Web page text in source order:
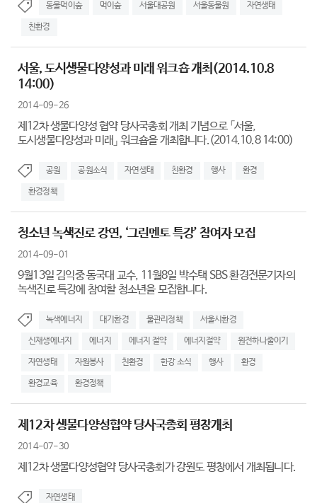
동물먹이숲 먹이숲 서울대공원 서울동물원 자연생태
친환경
서울, 도시생물다양성과 미래 워크숍 개최(2014.10.8
14:00)
2014-09-26
제12차 생물다양성 협약 당사국총회 개최 기념으로 「서울,
도시생물다양성과 미래」 워크숍을 개최합니다.(2014.10.8 14:00)
공원 공원소식 자연생태 친환경 행사 환경
환경정책
청소년 녹색진로 강연, ‘그린멘토 특강’ 참여자 모집
2014-09-01
9월13일 김익중 동국대 교수, 11월8일 박수택 SBS 환경전문기자의
녹색진로 특강에 참여할 청소년을 모집합니다.
녹색에너지 대기환경 물관리정책 서울시환경
신재생에너지 에너지 에너지 절약 에너지절약 원전하나줄이기
자연생태 자원봉사 친환경 한강 소식 행사 환경
환경교육 환경정책
제12차 생물다양성협약 당사국총회 평창개최
2014-07-30
제12차 생물다양성협약 당사국총회가 강원도 평창에서 개최됩니다.
자연생태